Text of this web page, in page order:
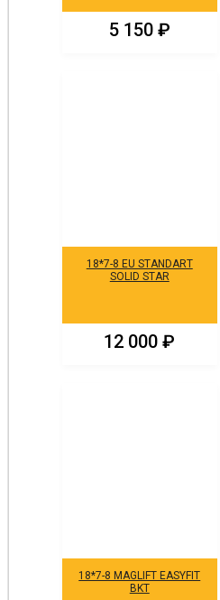
5 150 ₽
18*7-8 EU STANDART
SOLID STAR
12 000₽
18*7-8 MAGLIFT EASYFIT
BKT